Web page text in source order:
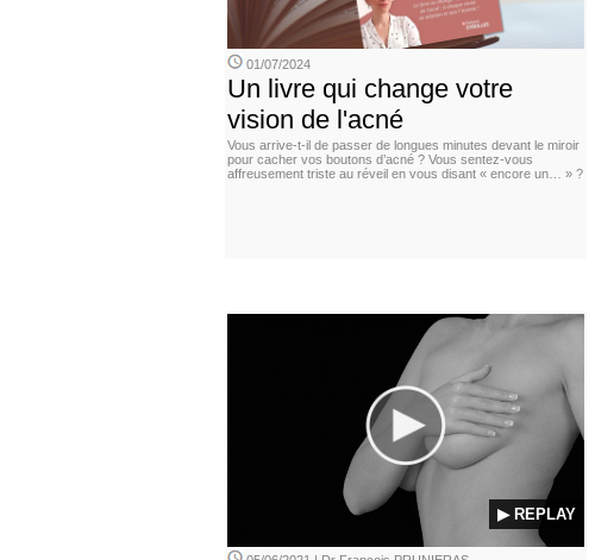
01/07/2024
Un livre qui change votre
vision de l'acné
Vous arrive-t-il de passer de longues minutes devant le miroir
pour cacher vos boutons d’acné ? Vous sentez-vous
affreusement triste au réveil en vous disant « encore un… » ?
▶ REPLAY